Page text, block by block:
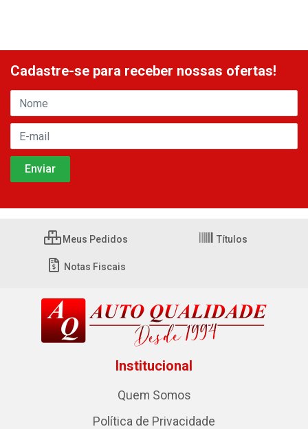
Cadastre-se para receber nossas ofertas!
Meus Pedidos Títulos
Notas Fiscais
Institucional
Quem Somos
Política de Privacidade